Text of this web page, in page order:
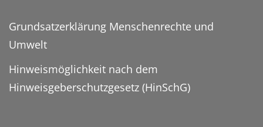
Grundsatzerklärung Menschenrechte und
Umwelt
Hinweismöglichkeit nach dem
Hinweisgeberschutzgesetz (HinSchG)